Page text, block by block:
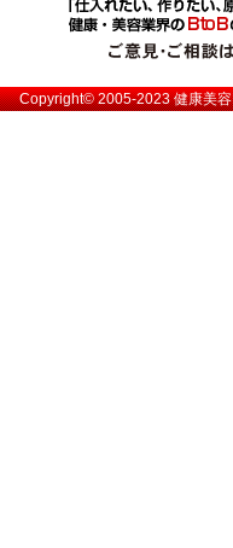
Copyright© 2005-2023健康美